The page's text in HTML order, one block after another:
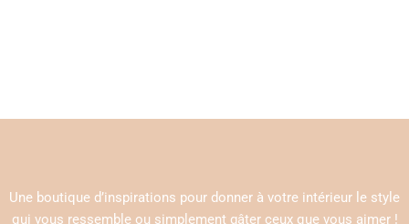
Une boutique d’inspirations pour donner à votre intérieur le style
qui vous ressemble ou simplement gâter ceux que vous aimer !